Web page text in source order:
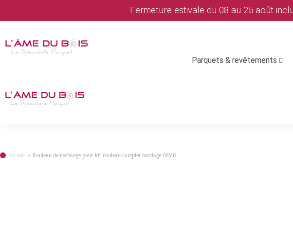
Fermeture estivale du 08 au 25 août
Parquets & revêtements
Accueil Rouleau de rechange pour kit rouleau complet bardage OSMO